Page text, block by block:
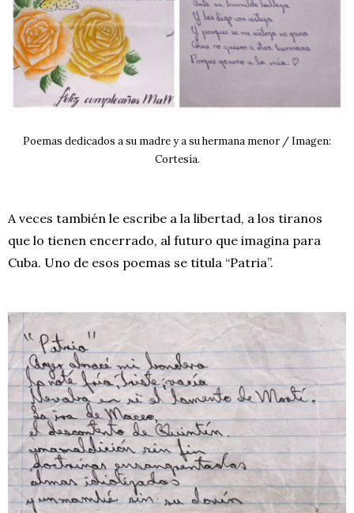
Poemas dedicados a su madre y a su hermana menor / Imagen:
Cortesía.
A veces también le escribe a la libertad, a los tiranos
que lo tienen encerrado, al futuro que imagina para
Cuba. Uno de esos poemas se titula “Patria”.